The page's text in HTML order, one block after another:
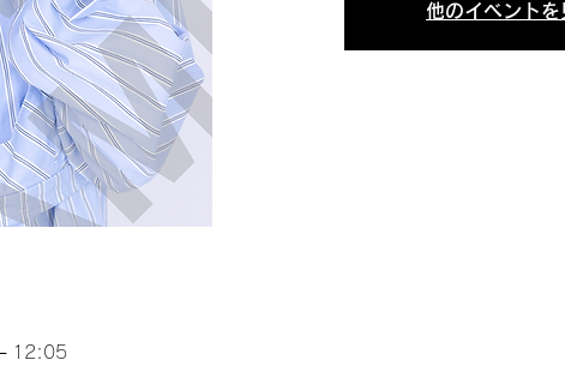
他のイベントを
12:05